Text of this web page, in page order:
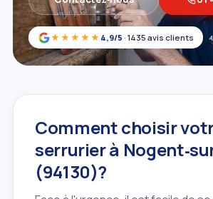
★★★★★ 4,9/5 · 1435 avis clients
Comment choisir
serrurier à
(94130)?